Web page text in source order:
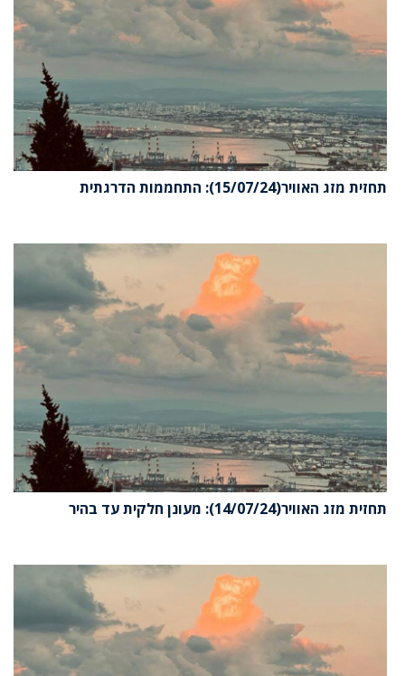
תחזית מזג האוויר(15/07/24): התחממות הדרגתית
תחזית מזג האוויר(14/07/24): מעונן חלקית עד בהיר